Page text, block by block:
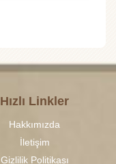
Hızlı Linkler
Hakkımızda
İletişim
Gizlilik Politikası